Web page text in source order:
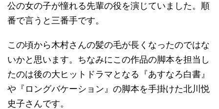
公の女の子が憧れる先輩の役を演じていました。順
番で言うと三番手です。
この頃から木村さんの髪の毛が長くなったのではな
いかと思います。ちなみにこの作品の脚本を担当し
たのは後の大ヒットドラマとなる『あすなろ白書』
や『ロングバケーション』の脚本を手掛けた北川悦
史子さんです。